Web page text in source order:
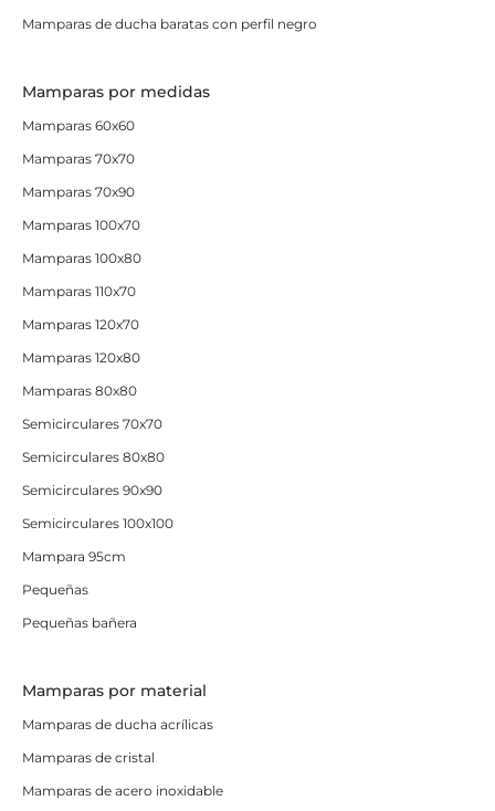
Mamparas de ducha baratas con perfil negro
Mamparas por medidas
Mamparas 60x60
Mamparas 70x70
Mamparas 70x90
Mamparas 100x70
Mamparas 100x80
Mamparas 110x70
Mamparas 120x70
Mamparas 120x80
Mamparas 80x80
Semicirculares 70x70
Semicirculares 80x80
Semicirculares 90x90
Semicirculares 100x100
Mampara 95cm
Pequeñas
Pequeñas bañera
Mamparas por material
Mamparas de ducha acrílicas
Mamparas de cristal
Mamparas de acero inoxidable